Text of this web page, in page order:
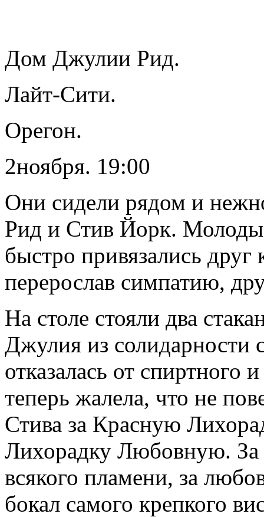
Дом Джулии Рид.
Лайт-Сити.
Орегон.
2ноября. 19:00
Они сидели рядом и
Рид и Стив Йорк.
быстро привязались
перерослав симпатию,
На столе стояли два
Джулия из
отказалась от
теперь жалела, что не
Стива за Красную
Лихорадку Любовную. За
всякого пламени, за
бокал самого крепкого